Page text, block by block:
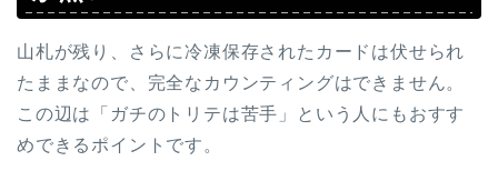
山札が残り、さらに冷凍保存されたカードは伏せられ
たままなので、完全なカウンティングはできません。
この辺は「ガチのトリテは苦手」という人にもおすす
めできるポイントです。